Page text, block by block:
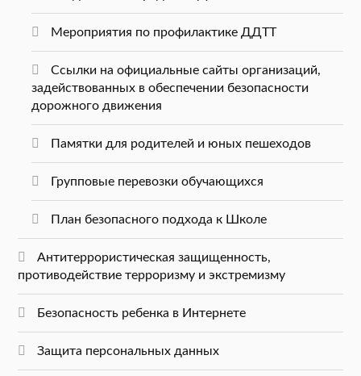
Мероприятия по профилактике ДДТТ
Ссылки на официальные сайты организаций,
задействованных в обеспечении безопасности
дорожного движения
Памятки для родителей и юных пешеходов
Групповые перевозки обучающихся
План безопасного подхода к Школе
Антитеррористическая защищенность,
противодействие терроризму и экстремизму
Безопасность ребенка в Интернете
Защита персональных данных